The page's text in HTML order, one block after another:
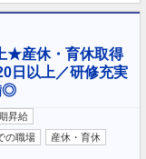
★産休・育休取得
日以上／研修充実
◎
昇給
の職場
産休・育休